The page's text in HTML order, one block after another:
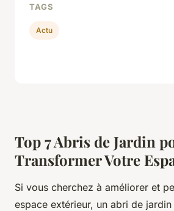
Top 7 Abris de Jardin
Transformer Votre
Si vous cherchez à améliorer et
espace extérieur, un abri de
TAGS
Actu